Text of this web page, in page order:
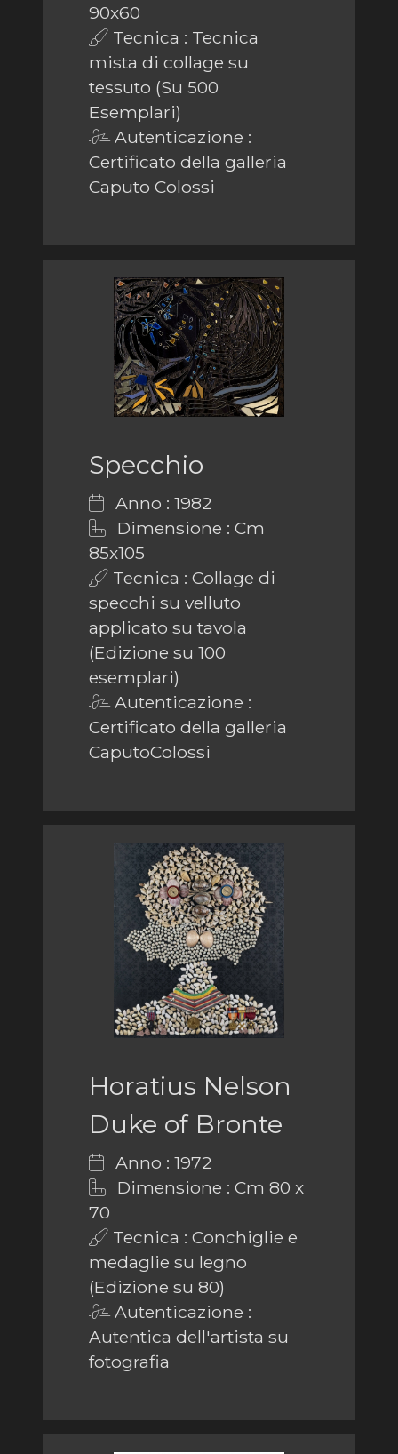
90x60
Tecnica : Tecnica
mista di collage su
tessuto (Su 500
Esemplari)
Autenticazione :
Certificato della galleria
Caputo Colossi
Specchio
Anno : 1982
Dimensione : Cm
85x105
Tecnica : Collage di
specchi su velluto
applicato su tavola
(Edizione su 100
esemplari)
Autenticazione :
Certificato della galleria
CaputoColossi
Horatius Nelson
Duke of Bronte
Anno : 1972
Dimensione : Cm 80 x
70
Tecnica : Conchiglie e
medaglie su legno
(Edizione su 80)
Autenticazione :
Autentica dell'artista su
fotografia